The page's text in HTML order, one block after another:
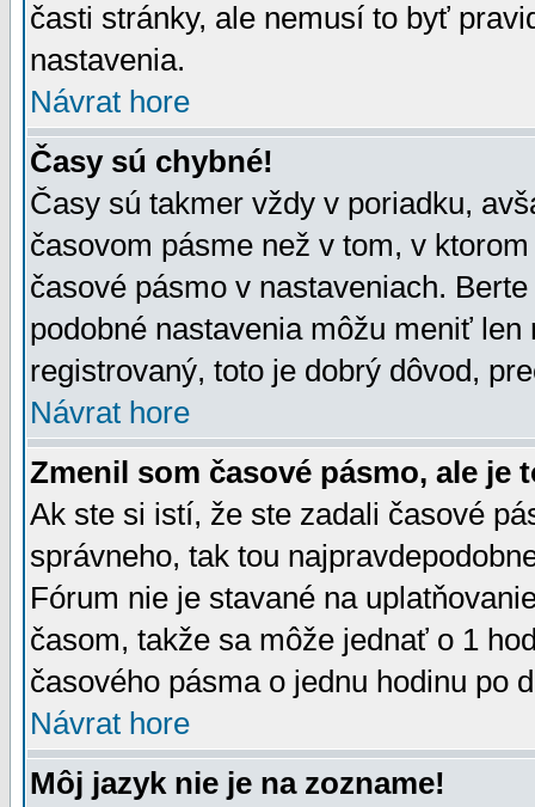
časti stránky, ale nemusí to byť
nastavenia.
Návrat hore
Časy sú chybné!
Časy sú takmer vždy v poriadku,
časovom pásme než v tom, v
časové pásmo v nastaveniach.
podobné nastavenia môžu meniť
registrovaný, toto je dobrý dôvod,
Návrat hore
Zmenil som časové pásmo, ale je
Ak ste si istí, že ste zadali časové
správneho, tak tou
Fórum nie je stavané na
časom, takže sa môže jednať o 1
časového pásma o jednu hodinu po
Návrat hore
Môj jazyk nie je na zozname!